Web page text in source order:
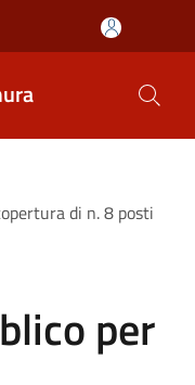
di n. 8 posti
per